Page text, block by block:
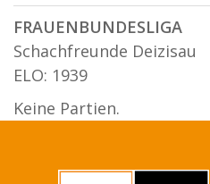
FRAUENBUNDESLIGA
Schachfreunde Deizisau
ELO: 1939
Keine Partien.